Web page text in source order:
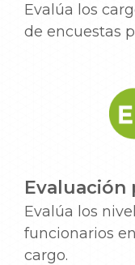
Evalúa los
de encuestas
Evaluación
Evalúa los
funcionarios
cargo.